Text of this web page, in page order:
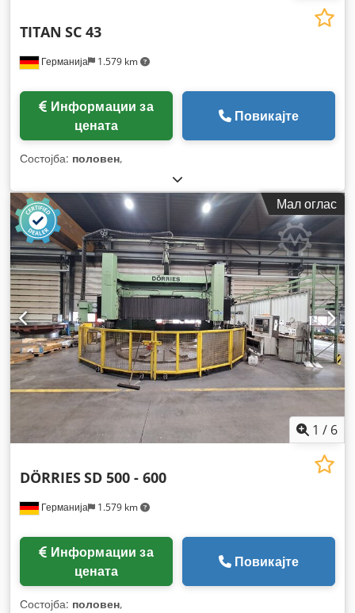
Германија 1.579 km
TITAN SC 43
цената
Повикајте
Состојба: половен,
Мал оглас
1 / 6
Германија 1.579 km
DÖRRIESSD 500 - 600
цената
Повикајте
Состојба: половен,